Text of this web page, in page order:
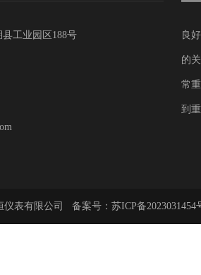
工业园区188号 良
的
常
到
仪表有限公司 备案号： 苏ICP备2023031454